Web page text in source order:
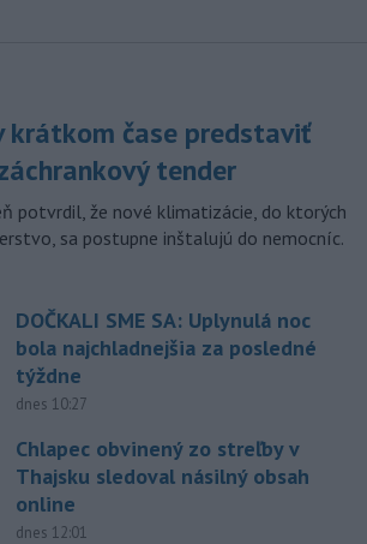
krátkom čase predstaviť
tender
potvrdil, že nové klimatizácie, do ktorých
sa postupne inštalujú do nemocníc.
DOČKALI SME SA: Uplynulá noc
bola najchladnejšia za posledné
týždne
dnes 10:27
Chlapec obvinený zo streľby v
Thajsku sledoval násilný obsah
online
dnes 12:01